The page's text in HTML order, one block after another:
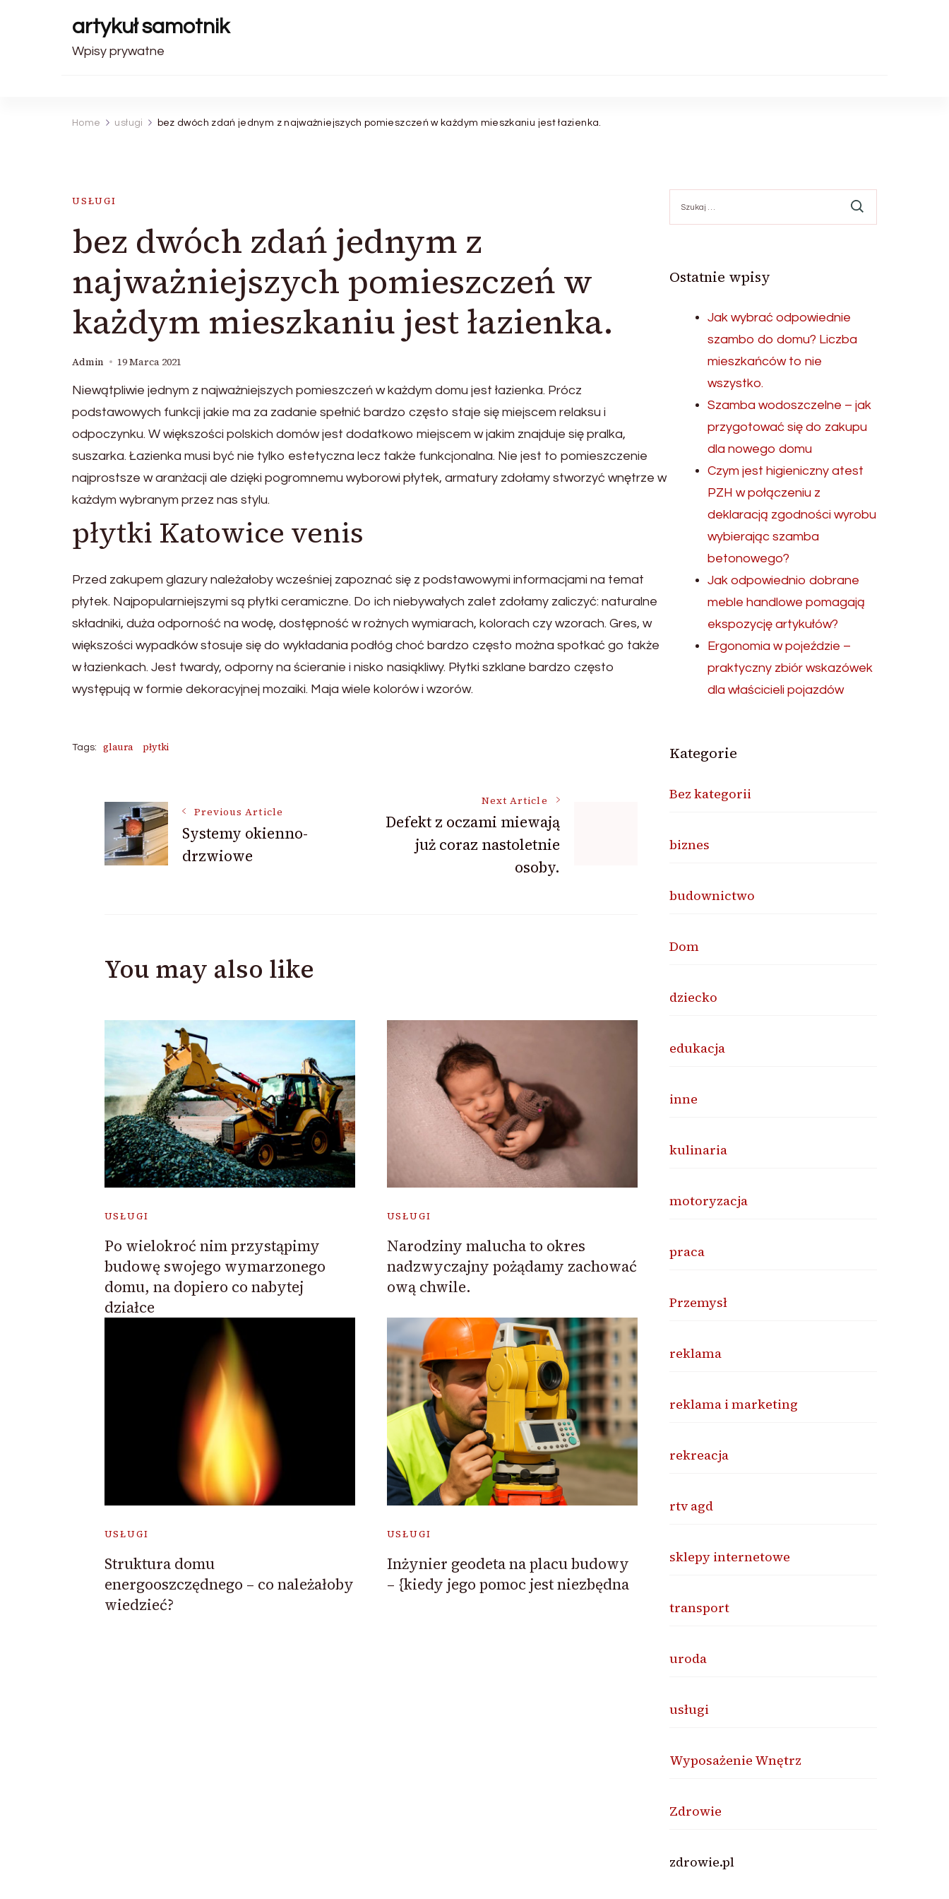
artykuł samotnik
Wpisy prywatne
Home usługi bez dwóch zdań jednym z najważniejszych pomieszczeń w każdym mieszkaniu jest łazienka.
USŁUGI
bez dwóch zdań jednym z
najważniejszych pomieszczeń w
każdym mieszkaniu jest łazienka.
Admin 19 Marca 2021
Niewątpliwie jednym z najważniejszych pomieszczeń w każdym domu jest łazienka. Prócz
podstawowych funkcji jakie ma za zadanie spełnić bardzo często staje się miejscem relaksu i
odpoczynku. W większości polskich domów jest dodatkowo miejscem w jakim znajduje się pralka,
suszarka. Łazienka musi być nie tylko estetyczna lecz także funkcjonalna. Nie jest to pomieszczenie
najprostsze w aranżacji ale dzięki pogromnemu wyborowi płytek, armatury zdołamy stworzyć wnętrze w
każdym wybranym przez nas stylu.
płytki Katowice venis
Przed zakupem glazury należałoby wcześniej zapoznać się z podstawowymi informacjami na temat
płytek. Najpopularniejszymi są płytki ceramiczne. Do ich niebywałych zalet zdołamy zaliczyć: naturalne
składniki, duża odporność na wodę, dostępność w rożnych wymiarach, kolorach czy wzorach. Gres, w
większości wypadków stosuje się do wykładania podłóg choć bardzo często można spotkać go także
w łazienkach. Jest twardy, odporny na ścieranie i nisko nasiąkliwy. Płytki szklane bardzo często
występują w formie dekoracyjnej mozaiki. Maja wiele kolorów i wzorów.
Tags: glaura płytki
Post
Navigation
Previous Article
Systemy okienno-
drzwiowe
Next Article
Defekt z oczami miewają
już coraz nastoletnie
osoby.
You may also like
USŁUGI
Po wielokroć nim przystąpimy
budowę swojego wymarzonego
domu, na dopiero co nabytej
działce
USŁUGI
Narodziny malucha to okres
nadzwyczajny pożądamy zachować
ową chwile.
USŁUGI
Struktura domu
energooszczędnego – co należałoby
wiedzieć?
USŁUGI
Inżynier geodeta na placu budowy
– {kiedy jego pomoc jest niezbędna
Ostatnie wpisy
Jak wybrać odpowiednie
szambo do domu? Liczba
mieszkańców to nie
wszystko.
Szamba wodoszczelne – jak
przygotować się do zakupu
dla nowego domu
Czym jest higieniczny atest
PZH w połączeniu z
deklaracją zgodności wyrobu
wybierając szamba
betonowego?
Jak odpowiednio dobrane
meble handlowe pomagają
ekspozycję artykułów?
Ergonomia w pojeździe –
praktyczny zbiór wskazówek
dla właścicieli pojazdów
Kategorie
Bez kategorii
biznes
budownictwo
Dom
dziecko
edukacja
inne
kulinaria
motoryzacja
praca
Przemysł
reklama
reklama i marketing
rekreacja
rtv agd
sklepy internetowe
transport
uroda
usługi
Wyposażenie Wnętrz
Zdrowie
zdrowie.pl